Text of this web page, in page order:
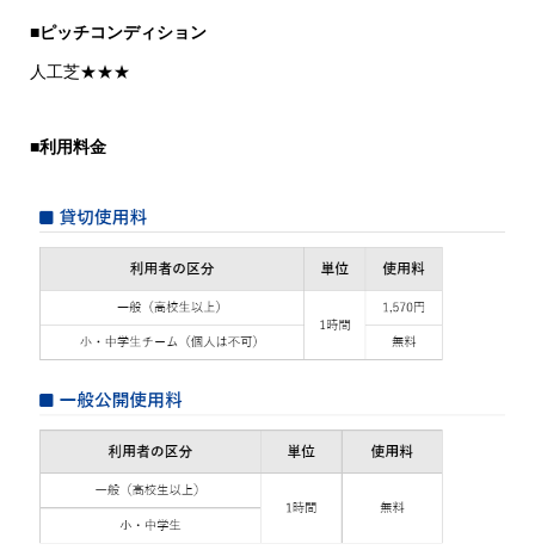
■ピッチコンディション
人工芝★★★
■利用料金